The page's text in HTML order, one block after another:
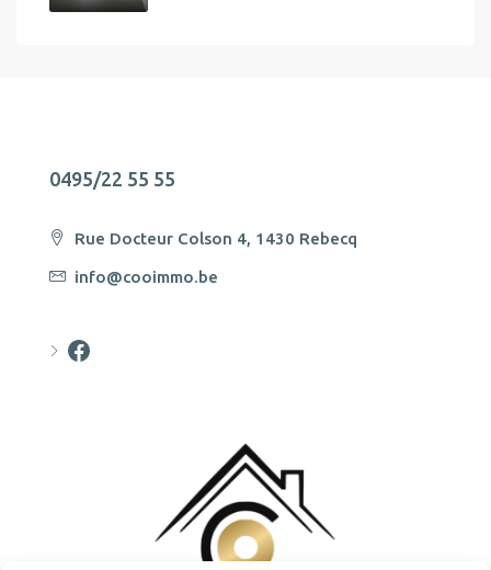
0495/22 55 55
Rue Docteur Colson 4, 1430 Rebecq
info@cooimmo.be
Cooimmo